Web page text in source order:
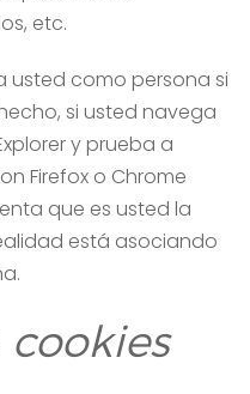
etc.
usted como persona si
si usted navega
y prueba a
Firefox o Chrome
que es usted la
está asociando
cookies